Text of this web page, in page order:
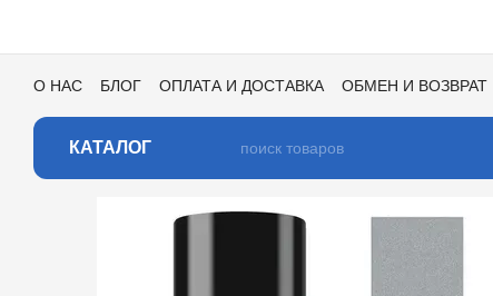
О НАС БЛОГ ОПЛАТА И ДОСТАВКА ОБМЕН И ВОЗВРАТ
КАТАЛОГ